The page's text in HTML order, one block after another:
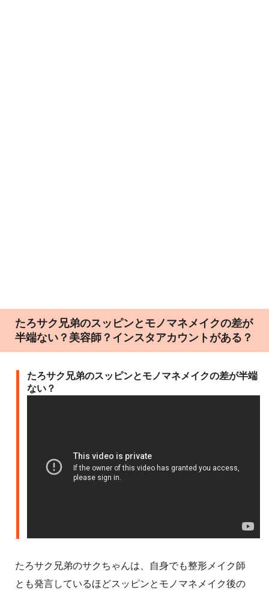
たろサク兄弟のスッピンとモノマネメイクの差が
半端ない？美容師？インスタアカウントがある？
たろサク兄弟のスッピンとモノマネメイクの差が半端
ない？
たろサク兄弟のサクちゃんは、自身でも整形メイク師
とも発言しているほどスッピンとモノマネメイク後の